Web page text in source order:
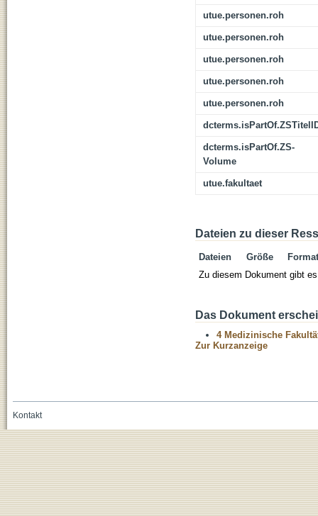
utue.personen.roh
utue.personen.roh
utue.personen.roh
utue.personen.roh
utue.personen.roh
dcterms.isPartOf.ZS-
Volume
utue.fakultaet
Dateien zu dieser
Dateien Größe
Format
Zu diesem Dokument gibt
Das Dokument
4 Medizinische
Zur Kurzanzeige
Kontakt